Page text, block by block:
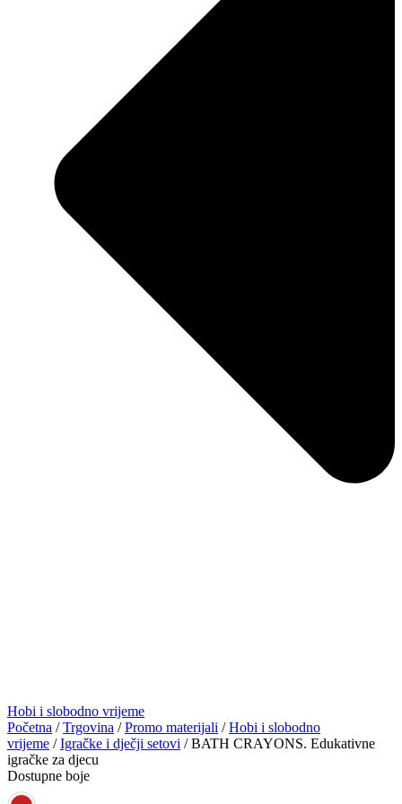
Hobi i slobodno vrijeme
Početna /Trgovina /Promo materijali /Hobi i slobodno
vrijeme /Igračke i dječji setovi / BATH CRAYONS. Edukativne
igračke za djecu
Dostupne boje